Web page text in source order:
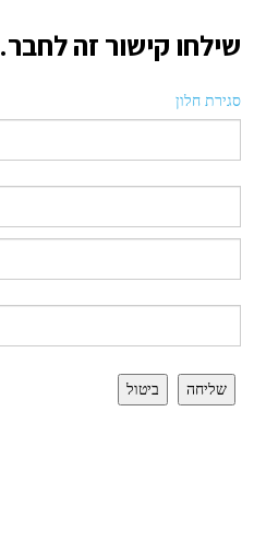
שילחו קישור זה לחבר.
סגירת חלון
שליחה ביטול